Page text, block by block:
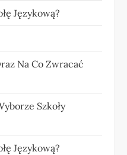
Językową?
Na Co Zwracać
Szkoły
Językową?